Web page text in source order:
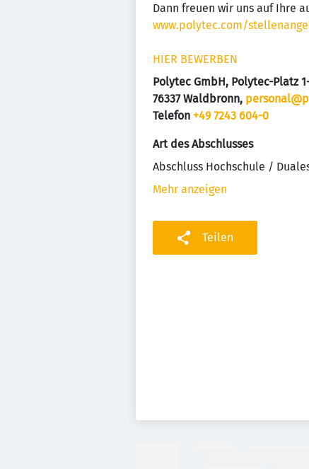
Dann freuen wir uns auf Ihre
www.polytec.com/
HIER BEWERBEN
Polytec GmbH, Polytec-Platz
76337 Waldbronn,
Telefon +49 7243 604-0
Art des Abschlusses
Abschluss Hochschule /
Mehr anzeigen
Teilen